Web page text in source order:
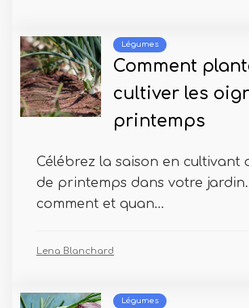
Légumes
Comment
cultiver les
printemps
Célébrez la saison en cultivant
de printemps dans votre
comment et quan...
Lena Blanchard
Légumes